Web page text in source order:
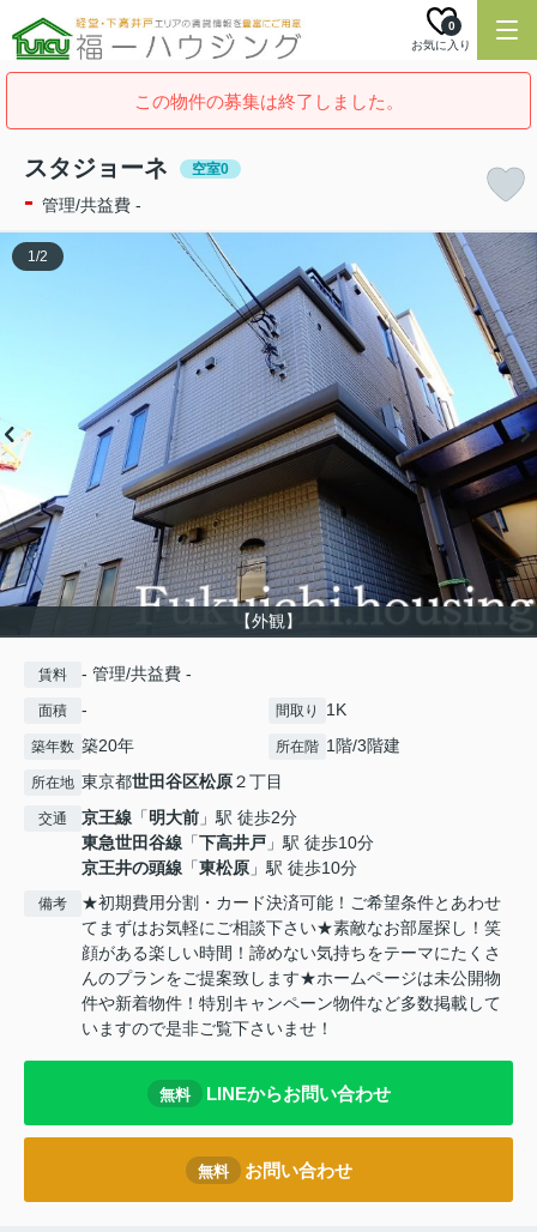
お気に入り
0
この物件の募集は終了しました。
スタジョーネ 空室0
- 管理/共益費 -
【外観】
1/2
賃料 - 管理/共益費 -
面積 - 間取り 1K
築年数 築20年 所在階 1階/3階建
所在地 東京都世田谷区松原２丁目
交通 京王線 「明大前 」駅 徒歩2分
東急世田谷線 「下高井戸 」駅 徒歩10分
京王井の頭線 「東松原 」駅 徒歩10分
備考
★初期費用分割・カード決済可能！ご希望条件とあわせ
てまずはお気軽にご相談下さい★素敵なお部屋探し！笑
顔がある楽しい時間！諦めない気持ちをテーマにたくさ
んのプランをご提案致します★ホームページは未公開物
件や新着物件！特別キャンペーン物件など多数掲載して
いますので是非ご覧下さいませ！
無料 LINEからお問い合わせ
無料 お問い合わせ